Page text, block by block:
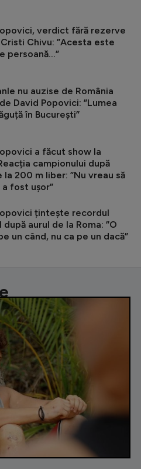
verdict fără rezerve
Chivu: ”Acesta este
persoană...”
nu auzise de România
David Popovici: ”Lumea
în București”
a făcut show la
campionului după
la 200 m liber: ”Nu vreau să
a fost ușor”
țintește recordul
după aurul de la Roma: ”O
un când, nu ca pe un dacă”